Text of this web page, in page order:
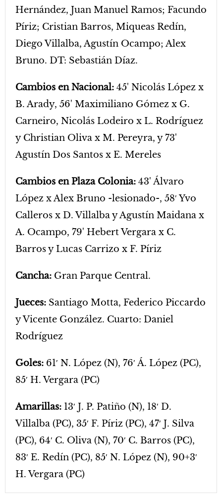
Hernández, Juan Manuel Ramos; Facundo
Píriz; Cristian Barros, Miqueas Redín,
Diego Villalba, Agustín Ocampo; Alex
Bruno. DT: Sebastián Díaz.
Cambios en Nacional: 45' Nicolás López x
B. Arady, 56' Maximiliano Gómez x G.
Carneiro, Nicolás Lodeiro x L. Rodríguez
y Christian Oliva x M. Pereyra, y 73'
Agustín Dos Santos x E. Mereles
Cambios en Plaza Colonia: 43' Álvaro
López x Alex Bruno -lesionado-, 58′ Yvo
Calleros x D. Villalba y Agustín Maidana x
A. Ocampo, 79' Hebert Vergara x C.
Barros y Lucas Carrizo x F. Píriz
Cancha: Gran Parque Central.
Jueces: Santiago Motta, Federico Piccardo
y Vicente González. Cuarto: Daniel
Rodríguez
Goles: 61′ N. López (N), 76′ Á. López (PC),
85′ H. Vergara (PC)
Amarillas: 13′ J. P. Patiño (N), 18′ D.
Villalba (PC), 35′ F. Píriz (PC), 47′ J. Silva
(PC), 64′ C. Oliva (N), 70′ C. Barros (PC),
83′ E. Redín (PC), 85′ N. López (N), 90+3′
H. Vergara (PC)